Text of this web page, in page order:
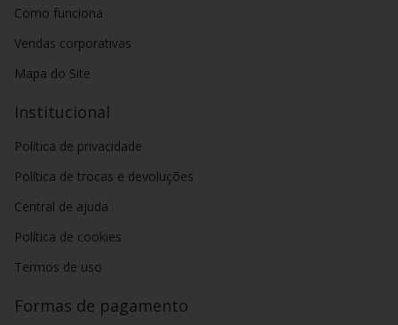
Como funciona
Vendas corporativas
Mapa do Site
Institucional
Política de privacidade
Política de trocas e devoluções
Central de ajuda
Política de cookies
Termos de uso
Formas de pagamento